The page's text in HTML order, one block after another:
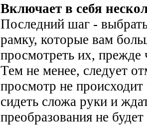
Включает в себя
Последний шаг -
рамку, которые вам
просмотреть их, прежде
Тем не менее, следует
просмотр не
сидеть сложа руки и
преобразования не